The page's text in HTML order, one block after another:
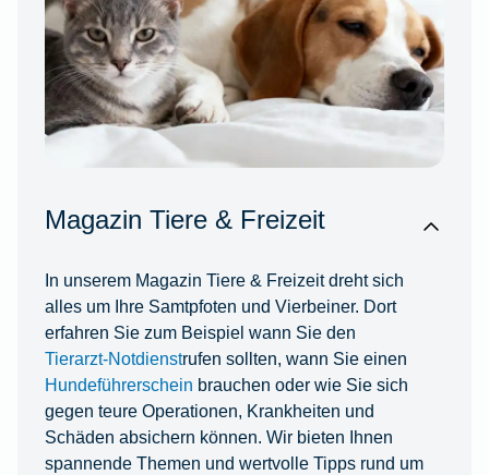
Magazin Tiere & Freizeit
In unserem Magazin Tiere & Freizeit dreht sich
alles um Ihre Samtpfoten und Vierbeiner. Dort
erfahren Sie zum Beispiel wann Sie den
Tierarzt-Notdienstrufen sollten, wann Sie einen
Hundeführerschein brauchen oder wie Sie sich
gegen teure Operationen, Krankheiten und
Schäden absichern können. Wir bieten Ihnen
spannende Themen und wertvolle Tipps rund um